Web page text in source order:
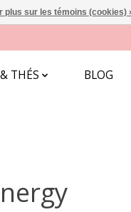
THÉS BLOG
plus sur les témoins (cookies)